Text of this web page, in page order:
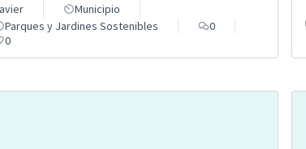
Municipio
Parques y Jardines Sostenibles
0
0